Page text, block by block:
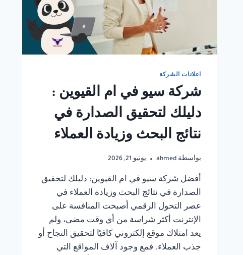
اعلانات الشركة
شركة سيو في ام القيوين :
دليلك لتحقيق الصدارة في
نتائج البحث وزيادة العملاء
بواسطة ahmed يونيو 21, 2026
أفضل شركة سيو في ام القيوين: دليلك لتحقيق
الصدارة في نتائج البحث وزيادة العملاء في
عصر التحول الرقمي أصبحت المنافسة على
الإنترنت أكثر شراسة من أي وقت مضى، ولم
يعد امتلاك موقع إلكتروني كافيًا لتحقيق النجاح أو
جذب العملاء. فمع وجود آلاف المواقع التي